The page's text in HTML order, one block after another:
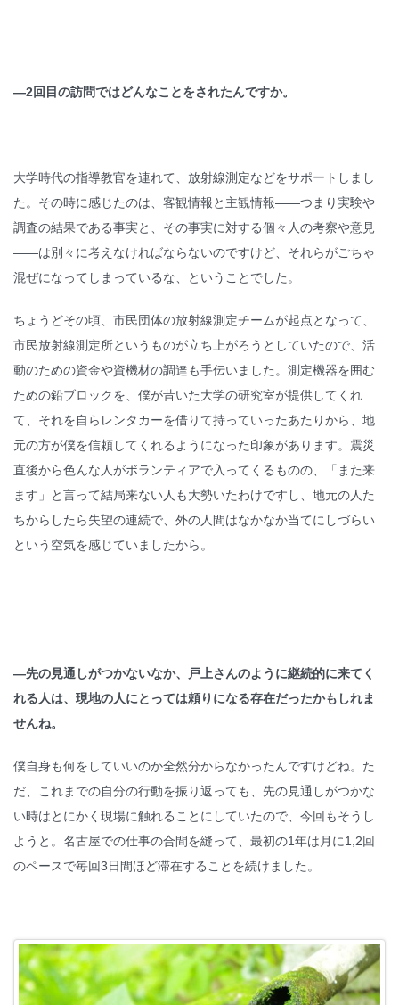
—2回目の訪問ではどんなことをされたんですか。
大学時代の指導教官を連れて、放射線測定などをサポートしまし
た。その時に感じたのは、客観情報と主観情報——つまり実験や
調査の結果である事実と、その事実に対する個々人の考察や意見
——は別々に考えなければならないのですけど、それらがごちゃ
混ぜになってしまっているな、ということでした。
ちょうどその頃、市民団体の放射線測定チームが起点となって、
市民放射線測定所というものが立ち上がろうとしていたので、活
動のための資金や資機材の調達も手伝いました。測定機器を囲む
ための鉛ブロックを、僕が昔いた大学の研究室が提供してくれ
て、それを自らレンタカーを借りて持っていったあたりから、地
元の方が僕を信頼してくれるようになった印象があります。震災
直後から色んな人がボランティアで入ってくるものの、「また来
ます」と言って結局来ない人も大勢いたわけですし、地元の人た
ちからしたら失望の連続で、外の人間はなかなか当てにしづらい
という空気を感じていましたから。
—先の見通しがつかないなか、戸上さんのように継続的に来てく
れる人は、現地の人にとっては頼りになる存在だったかもしれま
せんね。
僕自身も何をしていいのか全然分からなかったんですけどね。た
だ、これまでの自分の行動を振り返っても、先の見通しがつかな
い時はとにかく現場に触れることにしていたので、今回もそうし
ようと。名古屋での仕事の合間を縫って、最初の1年は月に1,2回
のペースで毎回3日間ほど滞在することを続けました。